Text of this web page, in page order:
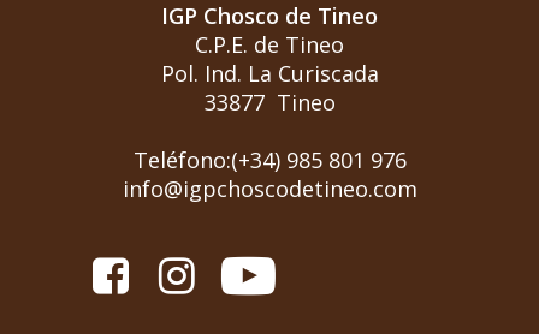
IGP Chosco de Tineo
C.P.E. de Tineo
Pol. Ind. La Curiscada
33877 Tineo
Teléfono:(+34) 985 801 976
info@igpchoscodetineo.com